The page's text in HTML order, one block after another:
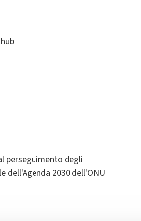
perseguimento degli
dell'Agenda 2030 dell'ONU.